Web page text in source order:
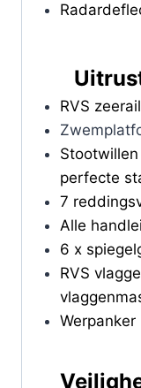
RVS
perfecte
7
Alle
6 x
RVS